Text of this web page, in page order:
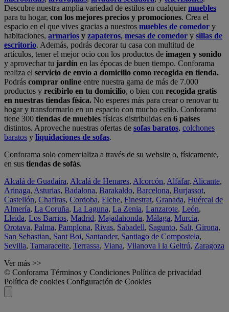
Descubre nuestra amplia variedad de estilos en cualquiermuebles
para tu hogar, con los mejores precios y promociones. Crea el
espacio en el que vives gracias a nuestros muebles de comedor y
habitaciones, armarios y zapateros, mesas de comedor y sillas de
escritorio. Además, podrás decorar tu casa con multitud de
artículos, tener el mejor ocio con los productos de imagen y sonido
y aprovechar tu jardín en las épocas de buen tiempo. Conforama
realiza el servicio de envío a domicilio como recogida en tienda.
Podrás comprar online entre nuestra gama de más de 7.000
productos y recibirlo en tu domicilio, o bien con recogida gratis
en nuestras tiendas física. No esperes más para crear o renovar tu
hogar y transformarlo en un espacio con mucho estilo. Conforama
tiene 300 tiendas de muebles físicas distribuidas en 6 países
distintos. Aproveche nuestras ofertas de sofas baratos, colchones
baratos y liquidaciones de sofas.
Conforama solo comercializa a través de su website o, físicamente,
en sus tiendas de sofás.
Alcalá de Guadaíra, Alcalá de Henares, Alcorcón, Alfafar, Alicante,
Arinaga, Asturias, Badalona, Barakaldo, Barcelona, Burjassot,
Castellón, Chafiras, Cordoba, Elche, Finestrat, Granada, Huércal de
Almería, La Coruña, La Laguna, La Zenia, Lanzarote, León,
Lleida, Los Barrios, Madrid, Majadahonda, Málaga, Murcia,
Orotava, Palma, Pamplona, Rivas, Sabadell, Sagunto, Salt, Girona,
San Sebastian, Sant Boi, Santander, Santiago de Compostela,
Sevilla, Tamaraceite, Terrassa, Viana, Vilanova i la Geltrú, Zaragoza
Ver más >>
© Conforama Términos y Condiciones Política de privacidad
Política de cookies Configuración de Cookies